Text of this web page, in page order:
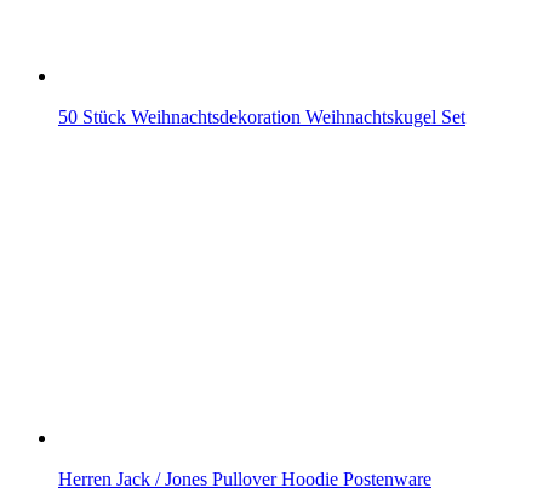
50 Stück Weihnachtsdekoration Weihnachtskugel Set
Herren Jack / Jones Pullover Hoodie Postenware